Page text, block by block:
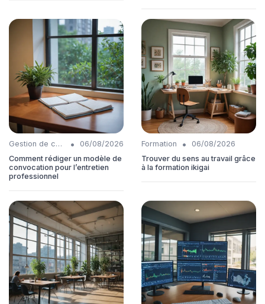
Gestion de carrière •
06/08/2026
Comment rédiger un modèle de
convocation pour l’entretien
professionnel
Formation •
06/08/2026
Trouver du sens au travail grâce
à la formation ikigai